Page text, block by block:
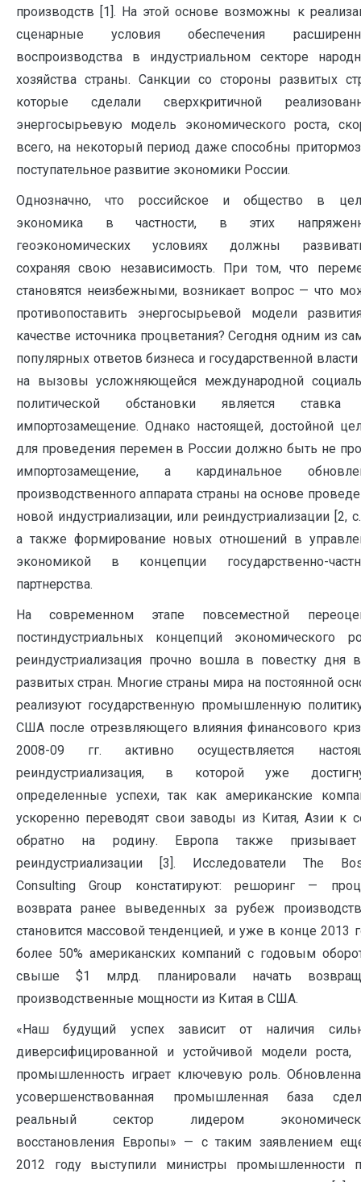
производств [1]. На этой основе возможны к
сценарные условия обеспечения
воспроизводства в индустриальном секторе
хозяйства страны. Санкции со стороны развитых
которые сделали сверхкритичной
энергосырьевую модель экономического роста,
всего, на некоторый период даже способны
поступательное развитие экономики России.
Однозначно, что российское и общество в
экономика в частности, в этих
геоэкономических условиях должны
сохраняя свою независимость. При том, что
становятся неизбежными, возникает вопрос — что
противопоставить энергосырьевой модели
качестве источника процветания? Сегодня одним из
популярных ответов бизнеса и государственной
на вызовы усложняющейся международной
политической обстановки является ставка
импортозамещение. Однако настоящей, достойной
для проведения перемен в России должно быть не
импортозамещение, а кардинальное
производственного аппарата страны на основе
новой индустриализации, или реиндустриализации [2,
а также формирование новых отношений в
экономикой в концепции государственно-
партнерства.
На современном этапе повсеместной
постиндустриальных концепций экономического
реиндустриализация прочно вошла в повестку дня
развитых стран. Многие страны мира на постоянной
реализуют государственную промышленную
США после отрезвляющего влияния финансового
2008-09 гг. активно осуществляется
реиндустриализация, в которой уже
определенные успехи, так как американские
ускоренно переводят свои заводы из Китая, Азии к
обратно на родину. Европа также
реиндустриализации [3]. Исследователи The
Consulting Group констатируют: решоринг —
возврата ранее выведенных за рубеж
становится массовой тенденцией, и уже в конце 2013
более 50% американских компаний с годовым
свыше $1 млрд. планировали начать
производственные мощности из Китая в США.
«Наш будущий успех зависит от наличия
диверсифицированной и устойчивой модели роста,
промышленность играет ключевую роль.
усовершенствованная промышленная база
реальный сектор лидером
восстановления Европы» — с таким заявлением
2012 году выступили министры промышленности